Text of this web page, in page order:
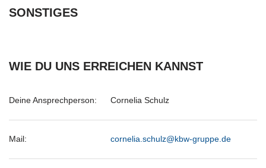
SONSTIGES
WIE DU UNS ERREICHEN KANNST
Deine Ansprechperson: Cornelia Schulz
Mail: cornelia.schulz@kbw-gruppe.de